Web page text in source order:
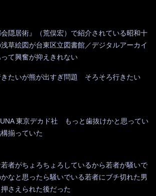
会隠居術』（荒俣宏）で紹介されている昭和十
草絵図が台東区立図書館／デジタルアーカイ
て興奮が抑えきれない
きたいが熊が出すぎ問題 そろそろ行きたい
東京デカド社 もっと歯抜けかと思ってい
揃っていた
者がちょろちょろしているから若者が騒いで
なと思ったら騒いでいる若者にブチ切れた男
さえられた後だった